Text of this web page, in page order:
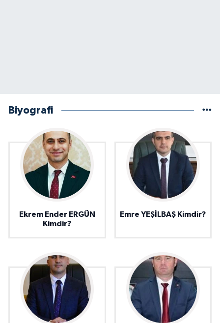
Biyografi
Ekrem Ender ERGÜN
Kimdir?
Emre YEŞİLBAŞ Kimdir?